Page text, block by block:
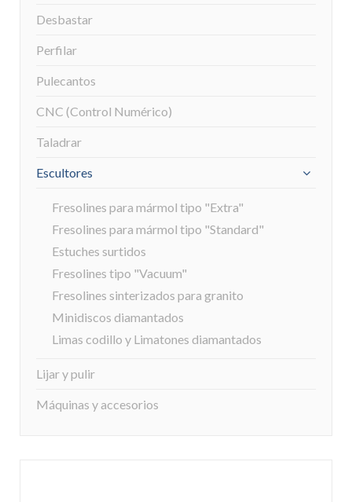
Desbastar
Perfilar
Pulecantos
CNC (Control Numérico)
Taladrar
Escultores
Fresolines para mármol tipo "Extra"
Fresolines para mármol tipo "Standard"
Estuches surtidos
Fresolines tipo "Vacuum"
Fresolines sinterizados para granito
Minidiscos diamantados
Limas codillo y Limatones diamantados
Lijar y pulir
Máquinas y accesorios